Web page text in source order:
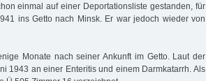
einmal auf einer Deportationsliste gestanden, für
ins Getto nach Minsk. Er war jedoch wieder von
Monate nach seiner Ankunft im Getto. Laut der
1943 an einer Enteritis und einem Darmkatarrh. Als